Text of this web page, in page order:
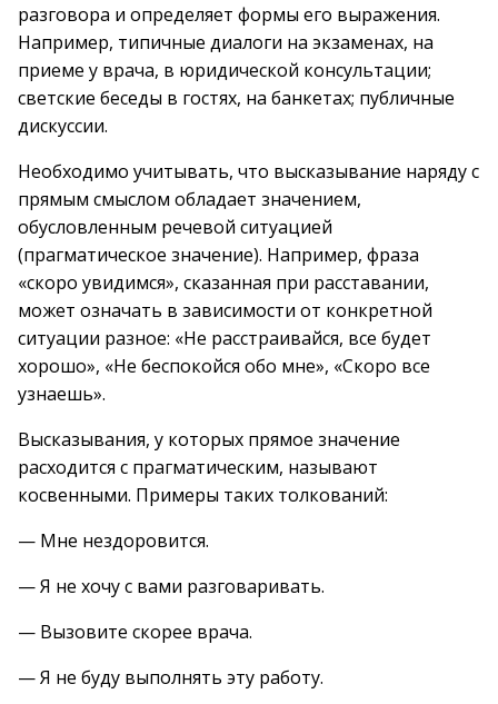
разговора и определяет формы его выражения.
Например, типичные диалоги на экзаменах, на
приеме у врача, в юридической консультации;
светские беседы в гостях, на банкетах; публичные
дискуссии.
Необходимо учитывать, что высказывание наряду с
прямым смыслом обладает значением,
обусловленным речевой ситуацией
(прагматическое значение). Например, фраза
«скоро увидимся», сказанная при расставании,
может означать в зависимости от конкретной
ситуации разное: «Не расстраивайся, все будет
хорошо», «Не беспокойся обо мне», «Скоро все
узнаешь».
Высказывания, у которых прямое значение
расходится с прагматическим, называют
косвенными. Примеры таких толкований:
— Мне нездоровится.
— Я не хочу с вами разговаривать.
— Вызовите скорее врача.
— Я не буду выполнять эту работу.